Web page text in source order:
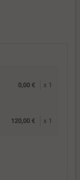
0,00 € x 1
120,00 € x 1